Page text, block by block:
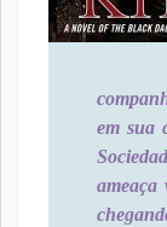
em sua
ameaça